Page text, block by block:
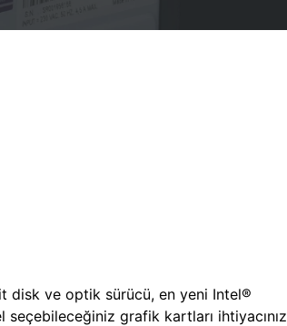
disk ve optik sürücü, en yeni Intel®
grafik kartları ihtiyacınız